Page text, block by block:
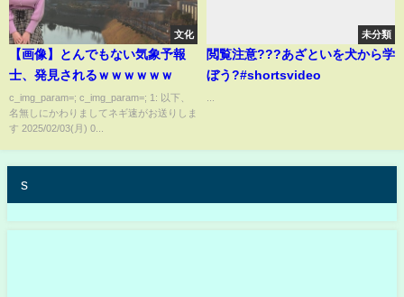
文化
【画像】とんでもない気象予報
士、発見されるｗｗｗｗｗｗ
c_img_param=; c_img_param=; 1: 以下、
名無しにかわりましてネギ速がお送りしま
す 2025/02/03(月) 0...
未分類
閲覧注意???︎あざといを犬から学
ぼう?#shortsvideo
s